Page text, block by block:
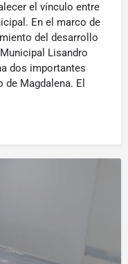
el vínculo entre
En el marco de
del desarrollo
Lisandro
dos importantes
Magdalena. El